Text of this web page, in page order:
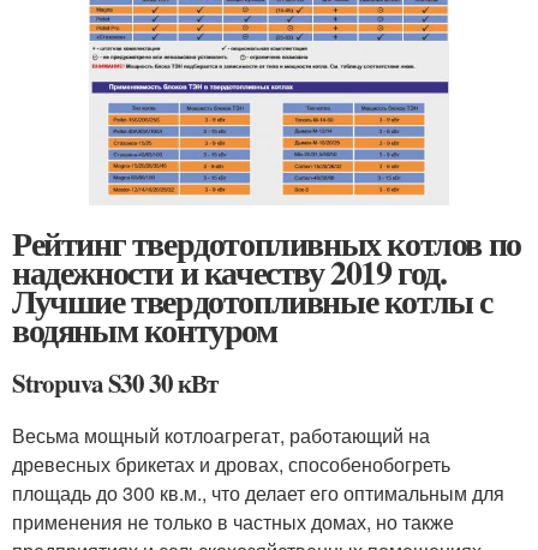
Рейтинг твердотопливных котлов по
надежности и качеству 2019 год.
Лучшие твердотопливные котлы с
водяным контуром
Stropuva S30 30 кВт
Весьма мощный котлоагрегат, работающий на
древесных брикетах и дровах, способенобогреть
площадь до 300 кв.м., что делает его оптимальным для
применения не только в частных домах, но также